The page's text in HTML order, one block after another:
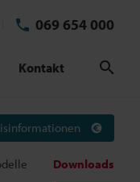
069 654 000
Kontakt
Downloads